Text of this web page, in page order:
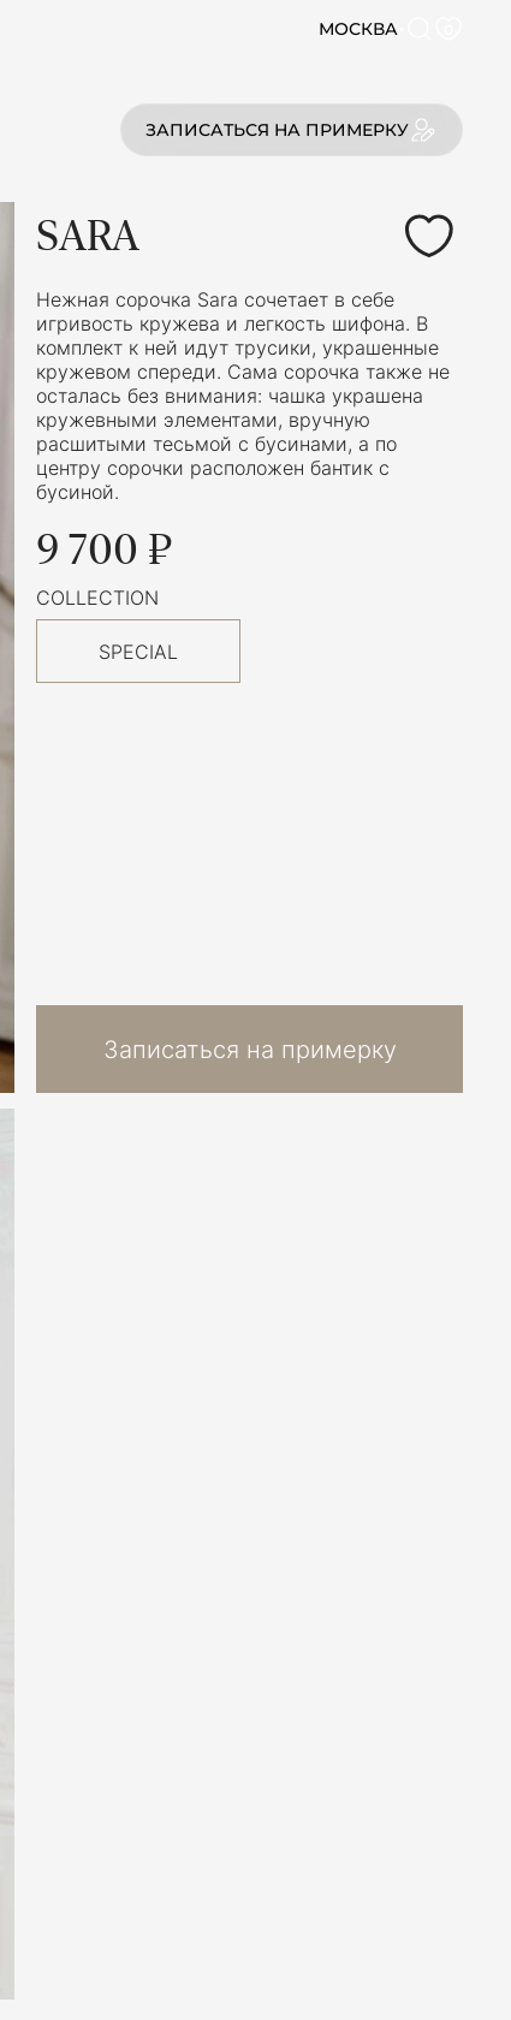
МОСКВА
ЗАПИСАТЬСЯ НА ПРИМЕРКУ
SARA
Нежная сорочка Sara сочетает в себе
игривость кружева и легкость шифона. В
комплект к ней идут трусики, украшенные
кружевом спереди. Сама сорочка также не
осталась без внимания: чашка украшена
кружевными элементами, вручную
расшитыми тесьмой с бусинами, а по
центру сорочки расположен бантик с
бусиной.
9 700 ₽
COLLECTION
SPECIAL
Записаться на примерку